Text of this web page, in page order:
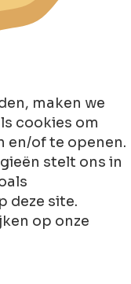
maken we
cookies om
en/of te openen.
stelt ons in
deze site.
op onze